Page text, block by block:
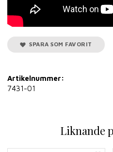
SPARA SOM FAVORIT
Artikelnummer:
7431-01
Liknande